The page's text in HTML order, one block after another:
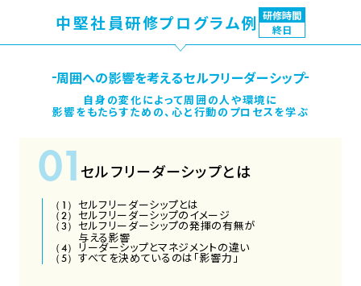
中堅社員研修プログラム例 研修時間
終日
周囲への影響を考えるセルフリーダーシップ
自身の変化によって周囲の人や環境に
影響をもたらすための、心と行動のプロセスを学ぶ
セルフリーダーシップとは
セルフリーダーシップとは
セルフリーダーシップのイメージ
セルフリーダーシップの発揮の有無が
与える影響
リーダーシップとマネジメントの違い
すべてを決めているのは「影響力」